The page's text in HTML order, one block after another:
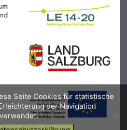
Seite Cookies für statistische
der Navigation
verwendet.